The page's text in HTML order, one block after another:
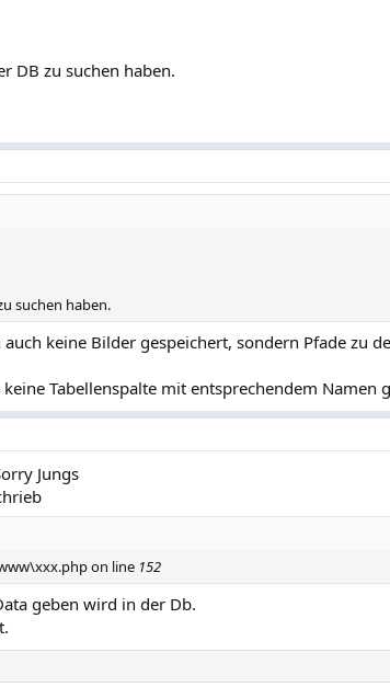
DB zu suchen haben.
suchen haben.
keine Bilder gespeichert, sondern Pfade zu
Tabellenspalte mit entsprechendem Namen
Jungs
on line 152
geben wird in der Db.